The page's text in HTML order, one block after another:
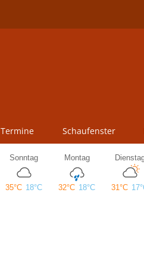
Termine Schaufenster